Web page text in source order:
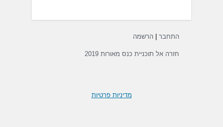
התחבר הרשמה
חזרה אל תוכניית כנס מאורות 2019
מדיניות פרטיות